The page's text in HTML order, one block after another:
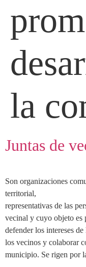
la
Juntas de
Son organizaciones
territorial,
representativas de las
vecinal y cuyo objeto es
defender los intereses
los vecinos y colaborar
municipio. Se rigen por